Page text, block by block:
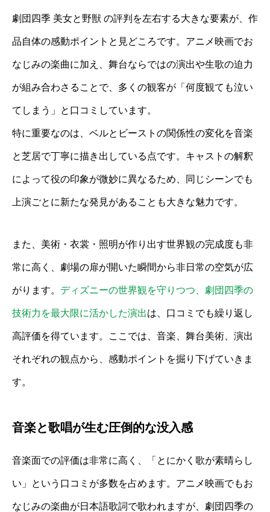
劇団四季 美女と野獣 の評判を左右する大きな要素が、作
品自体の感動ポイントと見どころです。アニメ映画でお
なじみの楽曲に加え、舞台ならではの演出や生歌の迫力
が組み合わさることで、多くの観客が「何度観ても泣い
てしまう」と口コミしています。
特に重要なのは、ベルとビーストの関係性の変化を音楽
と芝居で丁寧に描き出している点です。キャストの解釈
によって役の印象が微妙に異なるため、同じシーンでも
上演ごとに新たな発見があることも大きな魅力です。
また、美術・衣裳・照明が作り出す世界観の完成度も非
常に高く、劇場の扉が開いた瞬間から非日常の空気が広
がります。 ディズニーの世界観を守りつつ、劇団四季の
技術力を最大限に活かした演出は、口コミでも繰り返し
高評価を得ています。ここでは、音楽、舞台美術、演出
それぞれの観点から、感動ポイントを掘り下げていきま
す。
音楽と歌唱が生む圧倒的な没入感
音楽面での評価は非常に高く、「とにかく歌が素晴らし
い」という口コミが多数を占めます。アニメ映画でもお
なじみの楽曲が日本語歌詞で歌われますが、劇団四季の